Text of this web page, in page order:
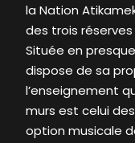
la Nation
des trois
Située en
dispose de sa
l’enseignement
murs est celui
option musicale